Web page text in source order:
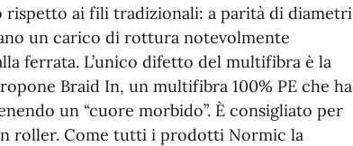
rispetto ai fili tradizionali: a parità di diametri
un carico di rottura notevolmente
ferrata. L’unico difetto del multifibra è la
Braid In, un multifibra 100% PE che ha
un “cuore morbido”. È consigliato per
roller. Come tutti i prodotti Normic la